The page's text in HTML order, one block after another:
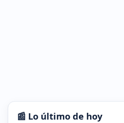
📰 Lo último de hoy